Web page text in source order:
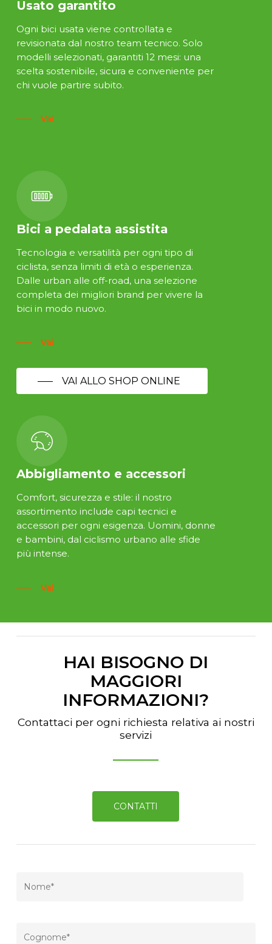
Usato garantito
Ogni bici usata viene controllata e
revisionata dal nostro team tecnico. Solo
modelli selezionati, garantiti 12 mesi: una
scelta sostenibile, sicura e conveniente per
chi vuole partire subito.
Vai
Bici a pedalata assistita
Tecnologia e versatilità per ogni tipo di
ciclista, senza limiti di età o esperienza.
Dalle urban alle off-road, una selezione
completa dei migliori brand per vivere la
bici in modo nuovo.
Vai
VAI ALLO SHOP ONLINE
Abbigliamento e accessori
Comfort, sicurezza e stile: il nostro
assortimento include capi tecnici e
accessori per ogni esigenza. Uomini, donne
e bambini, dal ciclismo urbano alle sfide
più intense.
Vai
HAI BISOGNO DI
MAGGIORI
INFORMAZIONI?
Contattaci per ogni richiesta relativa ai nostri
servizi
CONTATTI